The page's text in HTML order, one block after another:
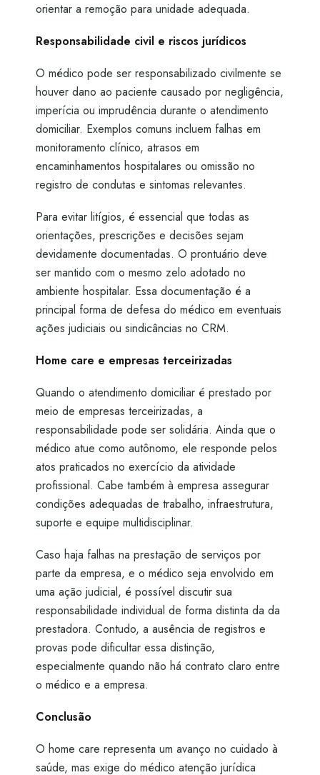
orientar a remoção para unidade adequada.
Responsabilidade civil e riscos jurídicos
O médico pode ser responsabilizado civilmente se
houver dano ao paciente causado por negligência,
imperícia ou imprudência durante o atendimento
domiciliar. Exemplos comuns incluem falhas em
monitoramento clínico, atrasos em
encaminhamentos hospitalares ou omissão no
registro de condutas e sintomas relevantes.
Para evitar litígios, é essencial que todas as
orientações, prescrições e decisões sejam
devidamente documentadas. O prontuário deve
ser mantido com o mesmo zelo adotado no
ambiente hospitalar. Essa documentação é a
principal forma de defesa do médico em eventuais
ações judiciais ou sindicâncias no CRM.
Home care e empresas terceirizadas
Quando o atendimento domiciliar é prestado por
meio de empresas terceirizadas, a
responsabilidade pode ser solidária. Ainda que o
médico atue como autônomo, ele responde pelos
atos praticados no exercício da atividade
profissional. Cabe também à empresa assegurar
condições adequadas de trabalho, infraestrutura,
suporte e equipe multidisciplinar.
Caso haja falhas na prestação de serviços por
parte da empresa, e o médico seja envolvido em
uma ação judicial, é possível discutir sua
responsabilidade individual de forma distinta da da
prestadora. Contudo, a ausência de registros e
provas pode dificultar essa distinção,
especialmente quando não há contrato claro entre
o médico e a empresa.
Conclusão
O home care representa um avanço no cuidado à
saúde, mas exige do médico atenção jurídica